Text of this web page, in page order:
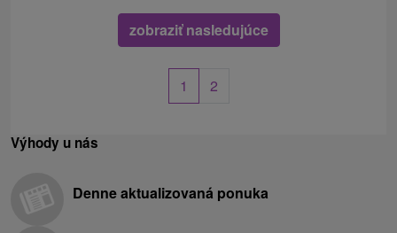
zobraziť nasledujúce
1 2
Výhody u nás
Denne aktualizovaná ponuka